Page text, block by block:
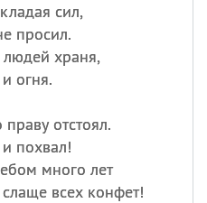
сил,
просил.
храня,
огня.
отстоял.
похвал!
много лет
всех конфет!